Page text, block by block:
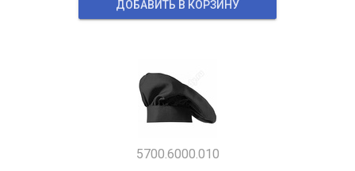
ДОБАВИТЬ В КОРЗИНУ
5700.6000.010